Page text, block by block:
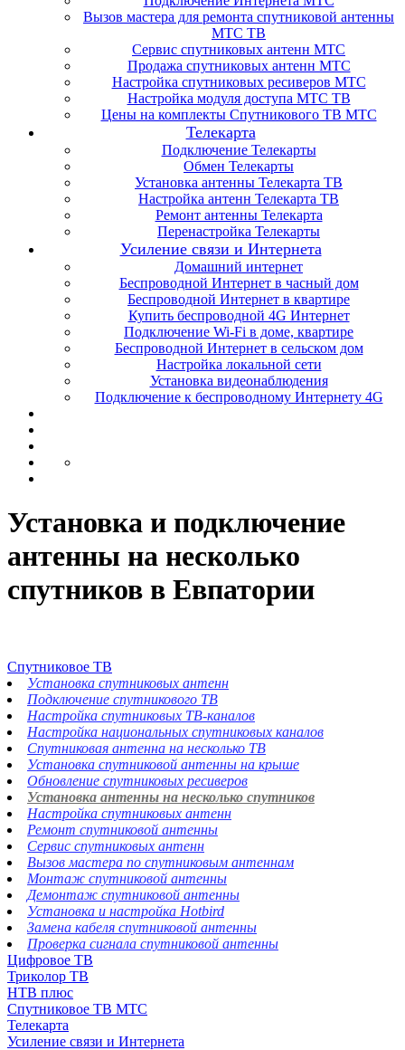
Вызов мастера для ремонта спутниковой антенны
МТС ТВ
Сервис спутниковых антенн МТС
Продажа спутниковых антенн МТС
Настройка спутниковых ресиверов МТС
Настройка модуля доступа МТС ТВ
Цены на комплекты Спутникового ТВ МТС
Телекарта
Подключение Телекарты
Обмен Телекарты
Установка антенны Телекарта ТВ
Настройка антенн Телекарта ТВ
Ремонт антенны Телекарта
Перенастройка Телекарты
Усиление связи и Интернета
Домашний интернет
Беспроводной Интернет в часный дом
Беспроводной Интернет в квартире
Купить беспроводной 4G Интернет
Подключение Wi-Fi в доме, квартире
Беспроводной Интернет в сельском дом
Настройка локальной сети
Установка видеонаблюдения
Подключение к беспроводному Интернету 4G
Установка и подключение
антенны на несколько
спутников в Евпатории
Спутниковое ТВ
Установка спутниковых антенн
Подключение спутникового ТВ
Настройка спутниковых ТВ-каналов
Настройка национальных спутниковых каналов
Спутниковая антенна на несколько ТВ
Установка спутниковой антенны на крыше
Обновление спутниковых ресиверов
Установка антенны на несколько спутников
Настройка спутниковых антенн
Ремонт спутниковой антенны
Сервис спутниковых антенн
Вызов мастера по спутниковым антеннам
Монтаж спутниковой антенны
Демонтаж спутниковой антенны
Установка и настройка Hotbird
Замена кабеля спутниковой антенны
Проверка сигнала спутниковой антенны
Цифровое ТВ
Триколор ТВ
НТВ плюс
Спутниковое ТВ МТС
Телекарта
Усиление связи и Интернета